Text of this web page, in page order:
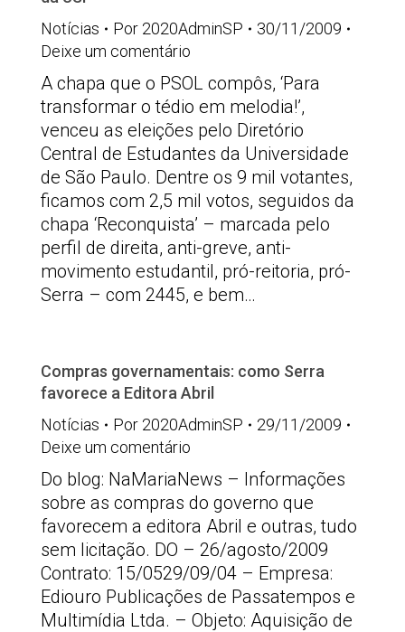
Notícias
Por 2020AdminSP
30/11/2009
Deixe um comentário
A chapa que o PSOL compôs, ‘Para
transformar o tédio em melodia!’,
venceu as eleições pelo Diretório
Central de Estudantes da Universidade
de São Paulo. Dentre os 9 mil votantes,
ficamos com 2,5 mil votos, seguidos da
chapa ‘Reconquista’ – marcada pelo
perfil de direita, anti-greve, anti-
movimento estudantil, pró-reitoria, pró-
Serra – com 2445, e bem…
Compras governamentais: como Serra
favorece a Editora Abril
Notícias
Por 2020AdminSP
29/11/2009
Deixe um comentário
Do blog: NaMariaNews – Informações
sobre as compras do governo que
favorecem a editora Abril e outras, tudo
sem licitação. DO – 26/agosto/2009
Contrato: 15/0529/09/04 – Empresa:
Ediouro Publicações de Passatempos e
Multimídia Ltda. – Objeto: Aquisição de